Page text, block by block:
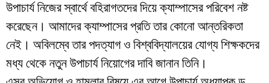
উপাচার্য নিজের স্বার্থে বহিরাগতদের দিয়ে ক্যাম্পাসের পরিবেশ নষ্ট
করেছেন। আমাদের ক্যাম্পাসের প্রতি তার কোনো আন্তরিকতা
নেই। অবিলম্বে তার পদত্যাগ ও বিশ্ববিদ্যালয়ের যোগ্য শিক্ষকদের
মধ্য থেকে নতুন উপাচার্য নিয়োগের দাবি জানান তিনি।